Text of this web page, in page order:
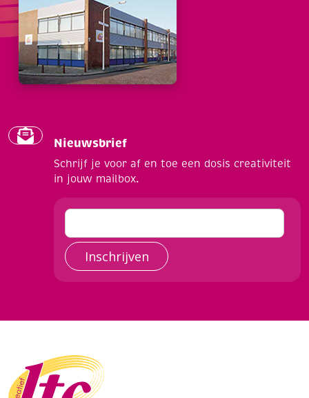
Nieuwsbrief
Schrijf je voor af en toe een dosis creativiteit
in jouw mailbox.
Inschrijven